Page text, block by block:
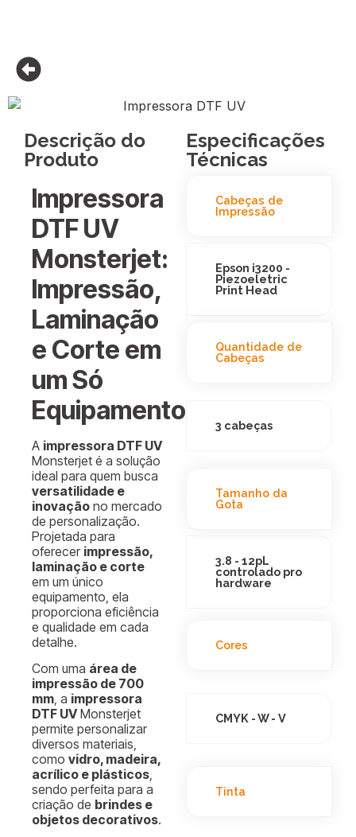
Descrição do
Produto
Impressora
DTF UV
Monsterjet:
Impressão,
Laminação
e Corte em
um Só
Equipamento
A impressora DTF UV
Monsterjet é a solução
ideal para quem busca
versatilidade e
inovação no mercado
de personalização.
Projetada para
oferecer impressão,
laminação e corte
em um único
equipamento, ela
proporciona eficiência
e qualidade em cada
detalhe.
Com uma área de
impressão de 700
mm, a impressora
DTF UVMonsterjet
permite personalizar
diversos materiais,
como vidro, madeira,
acrílico e plásticos,
sendo perfeita para a
criação de brindes e
objetos decorativos.
Especificações
Técnicas
Cabeças de
Impressão
Epson i3200 -
Piezoeletric
Print Head
Quantidade de
Cabeças
3 cabeças
Tamanho da
Gota
3.8 - 12pL
controlado pro
hardware
Cores
CMYK - W - V
Tinta